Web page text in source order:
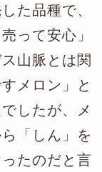
た品種で、
って安心」
山脈とは関
メロン」と
したが、メ
「しん」を
たのだと言